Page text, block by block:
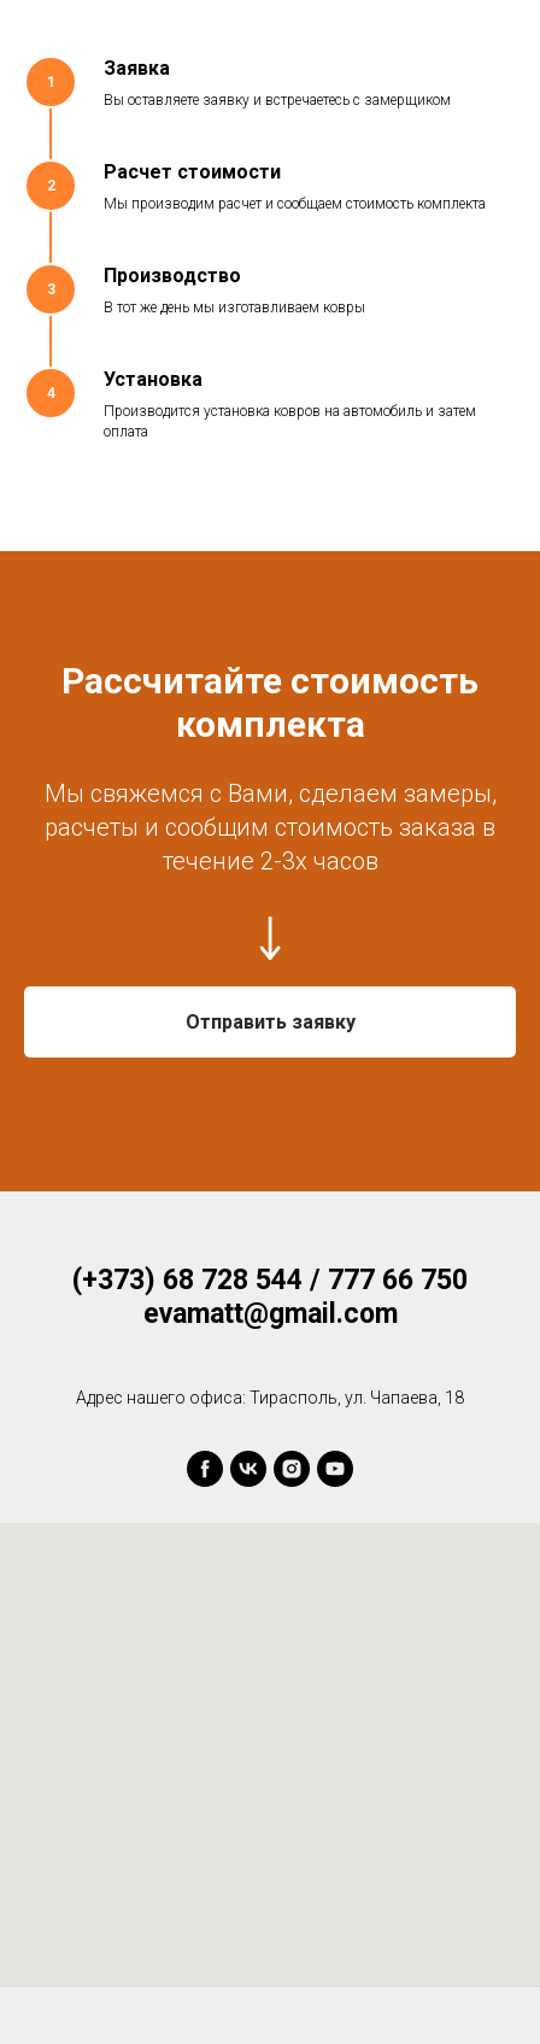
1
Заявка
Вы оставляете заявку и встречаетесь с замерщиком
2
Расчет стоимости
Мы производим расчет и сообщаем стоимость комплекта
3
Производство
В тот же день мы изготавливаем ковры
4
Установка
Производится установка ковров на автомобиль и затем
оплата
Рассчитайте стоимость
комплекта
Мы свяжемся с Вами, сделаем замеры,
расчеты и сообщим стоимость заказа в
течение 2-3х часов
Отправить заявку
(+373) 68 728 544 / 777 66 750
evamatt@gmail.com
Адрес нашего офиса: Тирасполь, ул. Чапаева, 18